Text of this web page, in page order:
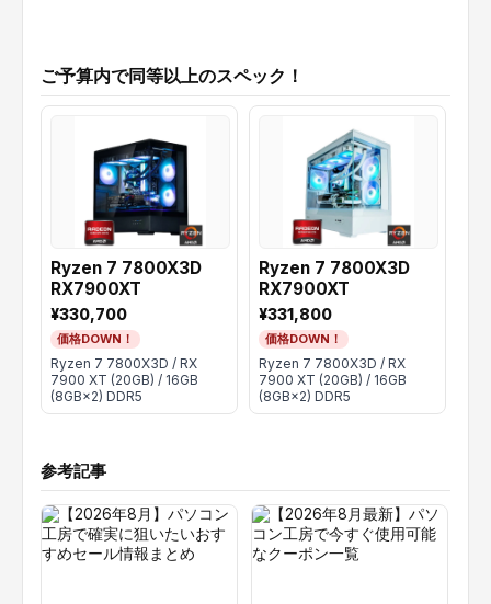
ご予算内で同等以上のスペック！
Ryzen 7 7800X3D
RX7900XT
¥330,700
価格DOWN！
Ryzen 7 7800X3D / RX
7900 XT (20GB) / 16GB
(8GB×2) DDR5
Ryzen 7 7800X3D
RX7900XT
¥331,800
価格DOWN！
Ryzen 7 7800X3D / RX
7900 XT (20GB) / 16GB
(8GB×2) DDR5
参考記事